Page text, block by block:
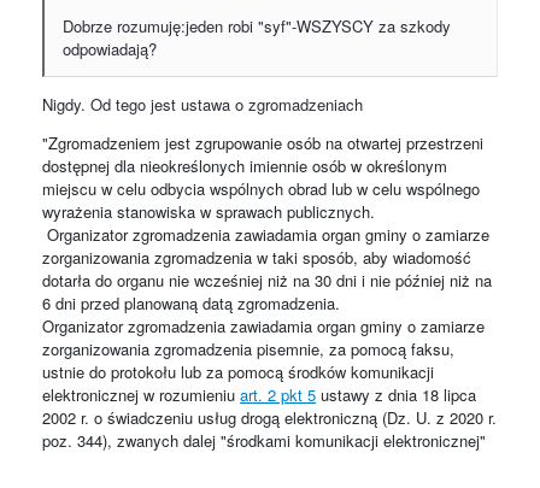
Dobrze rozumuję:jeden robi "syf"-WSZYSCY za szkody
odpowiadają?
Nigdy. Od tego jest ustawa o zgromadzeniach
"Zgromadzeniem jest zgrupowanie osób na otwartej przestrzeni
dostępnej dla nieokreślonych imiennie osób w określonym
miejscu w celu odbycia wspólnych obrad lub w celu wspólnego
wyrażenia stanowiska w sprawach publicznych.
Organizator zgromadzenia zawiadamia organ gminy o zamiarze
zorganizowania zgromadzenia w taki sposób, aby wiadomość
dotarła do organu nie wcześniej niż na 30 dni i nie później niż na
6 dni przed planowaną datą zgromadzenia.
Organizator zgromadzenia zawiadamia organ gminy o zamiarze
zorganizowania zgromadzenia pisemnie, za pomocą faksu,
ustnie do protokołu lub za pomocą środków komunikacji
elektronicznej w rozumieniu art. 2 pkt 5 ustawy z dnia 18 lipca
2002 r. o świadczeniu usług drogą elektroniczną (Dz. U. z 2020 r.
poz. 344), zwanych dalej "środkami komunikacji elektronicznej"